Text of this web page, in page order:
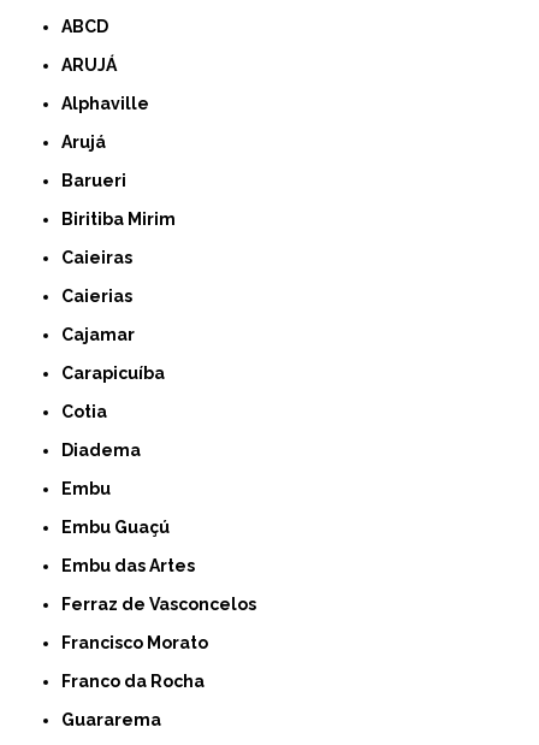
ABCD
ARUJÁ
Alphaville
Arujá
Barueri
Biritiba Mirim
Caieiras
Caierias
Cajamar
Carapicuíba
Cotia
Diadema
Embu
Embu Guaçú
Embu das Artes
Ferraz de Vasconcelos
Francisco Morato
Franco da Rocha
Guararema